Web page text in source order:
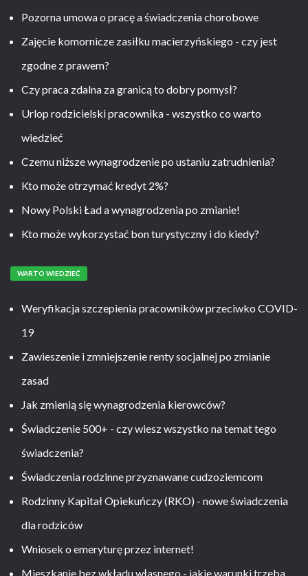
Pozorna umowa o pracę a świadczenia chorobowe
Zajęcie komornicze zasiłku macierzyńskiego - czy jest
zgodne z prawem?
Czy praca zdalna za granicą to dobry pomysł?
Urlop rodzicielski pracownika - wszystko co warto
wiedzieć
Czemu niższe wynagrodzenie po ustaniu zatrudnienia?
Kto może otrzymać kredyt 2%?
Nowy Polski Ład a wynagrodzenia po zmianie!
Kto może wykorzystać bon turystyczny i do kiedy?
WARTO WIEDZIEĆ
Weryfikacja szczepienia pracowników przeciwko COVID-
19
Zawieszenie i zmniejszenie renty socjalnej po zmianie
zasad
Jak zmienią się wynagrodzenia kierowców?
Świadczenie 500+ - czy wiesz wszystko na temat tego
świadczenia?
Świadczenia rodzinne przyznawane cudzoziemcom
Rodzinny Kapitał Opiekuńczy (RKO) - nowe świadczenia
dla rodziców
Wniosek o emeryturę przez internet!
Mieszkanie bez wkładu własnego - jakie warunki trzeba